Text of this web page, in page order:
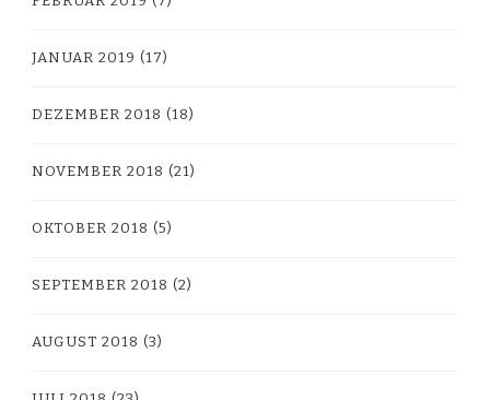
JANUAR 2019 (17)
DEZEMBER 2018 (18)
NOVEMBER 2018 (21)
OKTOBER 2018 (5)
SEPTEMBER 2018 (2)
AUGUST 2018 (3)